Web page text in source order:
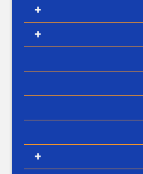
+
+
+